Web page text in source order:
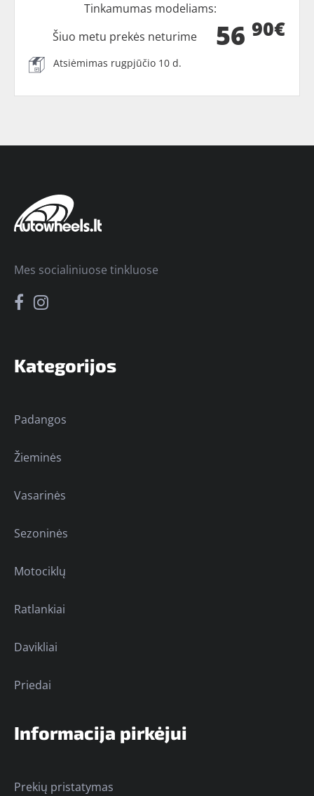
Tinkamumas modeliams:
56 90€
Šiuo metu prekės neturime
Atsiėmimas rugpjūčio 10 d.
Kategorijos
Padangos
Žieminės
Vasarinės
Sezoninės
Motociklų
Ratlankiai
Davikliai
Priedai
Informacija pirkėjui
Prekių pristatymas
Mes socialiniuose tinkluose